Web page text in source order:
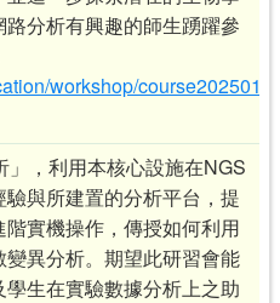
分析有興趣的師生踴躍參
workshop/
」，利用本核心設施在NGS
與所建置的分析平台，提
實機操作，傳授如何利用
異分析。期望此研習會能
生在實驗數據分析上之助